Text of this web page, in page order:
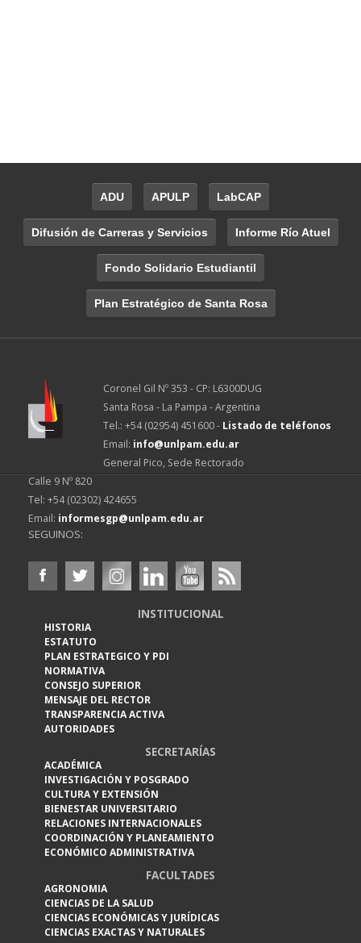
ADU APULP LabCAP
Difusión de Carreras y Servicios Informe Río Atuel
Fondo Solidario Estudiantil
Plan Estratégico de Santa Rosa
Coronel Gil Nº 353 - CP: L6300DUG
Santa Rosa - La Pampa - Argentina
Tel.: +54 (02954) 451600 - Listado de teléfonos
Email: info@unlpam.edu.ar
General Pico, Sede Rectorado
Calle 9 Nº 820
Tel: +54 (02302) 424655
Email: informesgp@unlpam.edu.ar
SEGUINOS:
INSTITUCIONAL
HISTORIA
ESTATUTO
PLAN ESTRATEGICO Y PDI
NORMATIVA
CONSEJO SUPERIOR
MENSAJE DEL RECTOR
TRANSPARENCIA ACTIVA
AUTORIDADES
SECRETARÍAS
ACADÉMICA
INVESTIGACIÓN Y POSGRADO
CULTURA Y EXTENSIÓN
BIENESTAR UNIVERSITARIO
RELACIONES INTERNACIONALES
COORDINACIÓN Y PLANEAMIENTO
ECONÓMICO ADMINISTRATIVA
FACULTADES
AGRONOMIA
CIENCIAS DE LA SALUD
CIENCIAS ECONÓMICAS Y JURÍDICAS
CIENCIAS EXACTAS Y NATURALES